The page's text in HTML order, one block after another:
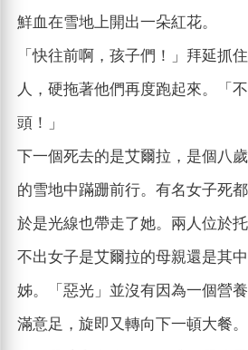
鮮血在雪地上開出一朵紅花。
「快往前啊，孩子們！」拜延抓
人，硬拖著他們再度跑起來。「
頭！」
下一個死去的是艾爾拉，是個八
的雪地中蹣跚前行。有名女子死
於是光線也帶走了她。兩人位於
不出女子是艾爾拉的母親還是其
姊。「惡光」並沒有因為一個營
滿意足，旋即又轉向下一頓大餐